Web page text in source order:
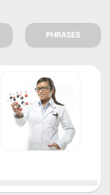
PHRASES